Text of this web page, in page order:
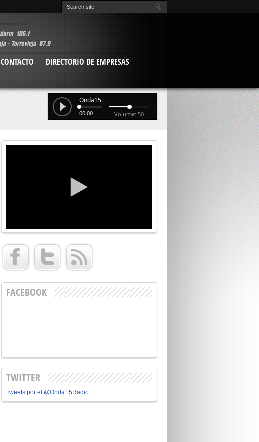
CONTACTO
DIRECTORIO DE EMPRESAS
Onda15
00:00 Volume: 50
FACEBOOK
TWITTER
Tweets por el @Onda15Radio.